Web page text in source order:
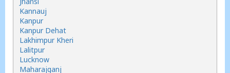
Kannauj
Kanpur
Kanpur Dehat
Lakhimpur Kheri
Lalitpur
Lucknow
Maharajganj